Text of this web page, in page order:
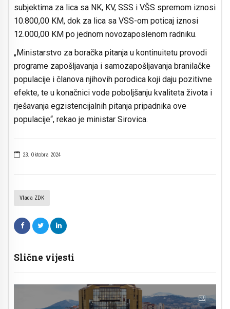
23. Oktobra 2024
Vlada ZDK
Slične vijesti
subjektima za lica sa NK, KV, SSS i VŠS spremom iznosi
10.800,00 KM, dok za lica sa VSS-om poticaj iznosi
12.000,00 KM po jednom novozaposlenom radniku.
„Ministarstvo za boračka pitanja u kontinuitetu provodi
programe zapošljavanja i samozapošljavanja branilačke
populacije i članova njihovih porodica koji daju pozitivne
efekte, te u konačnici vode poboljšanju kvaliteta života i
rješavanja egzistencijalnih pitanja pripadnika ove
populacije“, rekao je ministar Sirovica.